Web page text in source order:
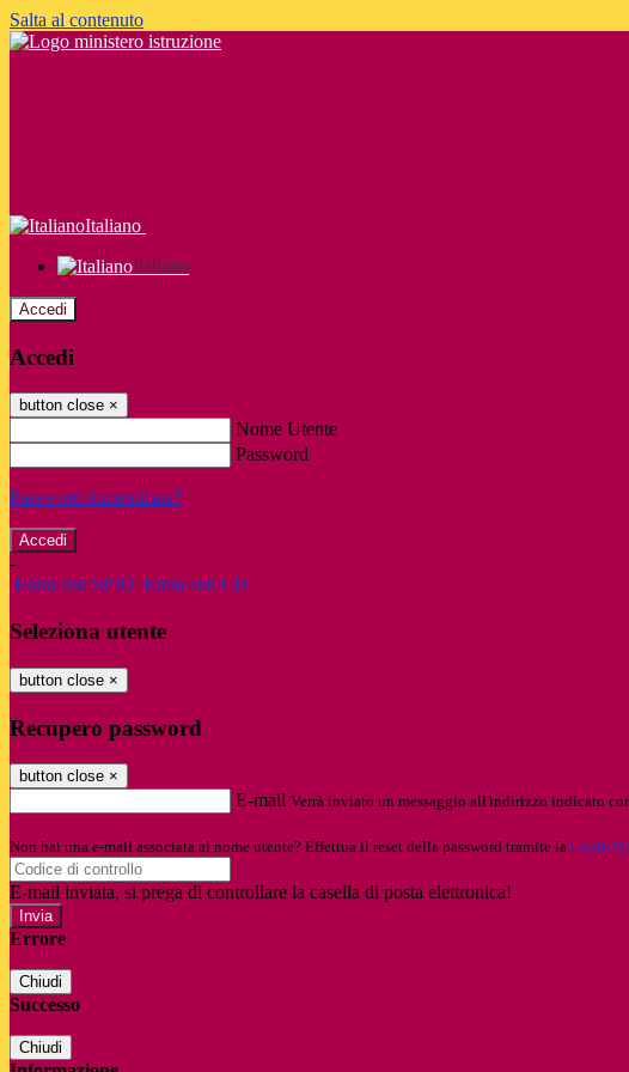
Salta al contenuto
Italiano
Italiano
Accedi
Accedi
button close ×
Nome Utente
Password
Password dimenticata?
-
Entra con SPID Entra con CIE
Seleziona utente
button close ×
Recupero password
button close ×
E-mail Verrà inviato un messaggio all'indirizzo indicato
Non hai una e-mail associata al nome utente? Effettua il reset della password tramite la Login
E-mail inviata, si prega di controllare la casella di posta elettronica!
Errore
Chiudi
Successo
Chiudi